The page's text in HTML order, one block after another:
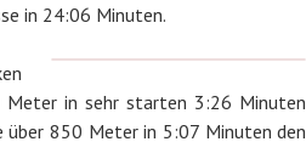
in 24:06 Minuten.
in sehr starten 3:26 Minuten
über 850 Meter in 5:07 Minuten den